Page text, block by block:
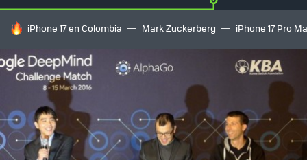
HOY SE HABLA DE
iPhone 17 en Colombia Mark Zuckerberg iPhone 17 Pro